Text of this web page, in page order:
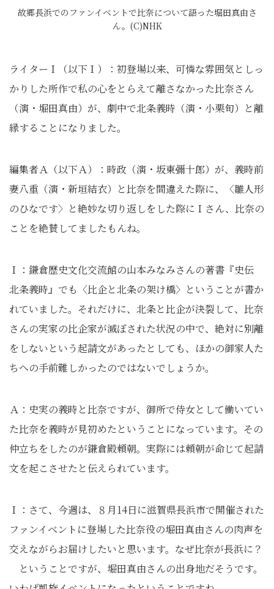
故郷長浜でのファンイベントで比奈について語った堀田真由さ
ん。(C)NHK
ライターＩ（以下Ｉ）：初登場以来、可憐な雰囲気としっ
かりした所作で私の心をとらえて離さなかった比奈さん
（演・堀田真由）が、劇中で北条義時（演・小栗旬）と離
縁することになりました。
編集者Ａ（以下Ａ）：時政（演・坂東彌十郎）が、義時前
妻八重（演・新垣結衣）と比奈を間違えた際に、〈雛人形
のひなです〉と絶妙な切り返しをした際にＩさん、比奈の
ことを絶賛してましたもんね。
Ｉ：鎌倉歴史文化交流館の山本みなみさんの著書『史伝
北条義時』でも〈比企と北条の架け橋〉ということが書か
れていました。それだけに、北条と比企が決裂して、比奈
さんの実家の比企家が滅ぼされた状況の中で、絶対に別離
をしないという起請文があったとしても、ほかの御家人た
ちへの手前難しかったのではないでしょうか。
Ａ：史実の義時と比奈ですが、御所で侍女として働いてい
た比奈を義時が見初めたということになっています。その
仲立ちをしたのが鎌倉殿頼朝。実際には頼朝が命じて起請
文を起こさせたと伝えられています。
Ｉ：さて、今週は、８月14日に滋賀県長浜市で開催された
ファンイベントに登場した比奈役の堀田真由さんの肉声を
交えながらお届けしたいと思います。なぜ比奈が長浜に？
ということですが、堀田真由さんの出身地だそうです。